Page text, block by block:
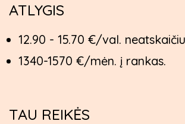
ATLYGIS
12.90 - 15.70 €/val.
1340-1570 €/mėn. į rankas.
TAU REIKĖS